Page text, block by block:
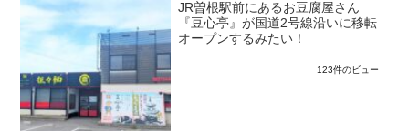
JR曽根駅前にあるお豆腐屋さん
『豆心亭』が国道2号線沿いに移転
オープンするみたい！
123件のビュー